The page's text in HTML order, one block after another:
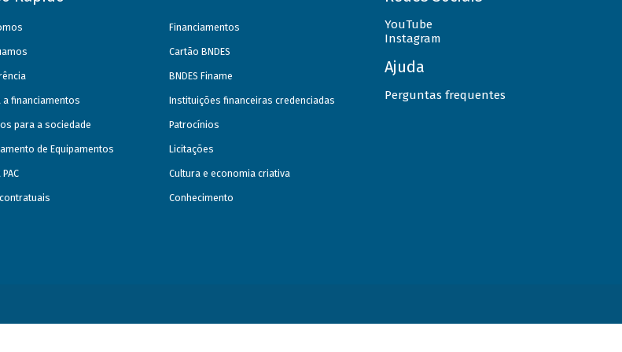
a financiamentos
para a sociedade
de Equipamentos
Financiamentos
Cartão BNDES
BNDES Finame
Instituições financeiras credenciadas
Patrocínios
Licitações
Cultura e economia criativa
Conhecimento
YouTube
Instagram
Ajuda
Perguntas frequentes